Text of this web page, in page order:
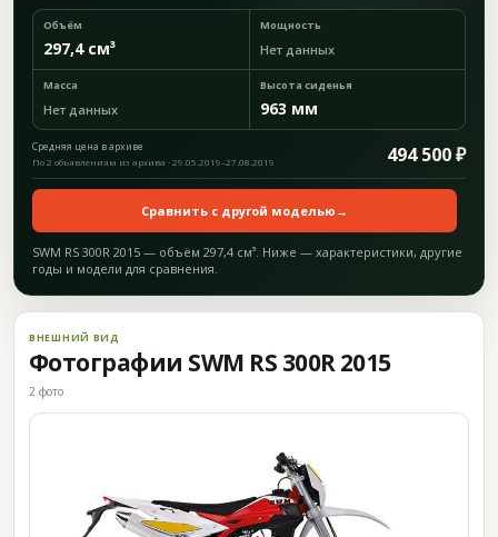
Объём
297,4 см³
Мощность
Нет данных
Масса
Нет данных
Высота сиденья
963 мм
Средняя цена в архиве 494 500 ₽
По 2 объявлениям из архива · 29.05.2019–27.08.2019
Сравнить с другой моделью →
SWM RS 300R 2015 — объём 297,4 см³. Ниже — характеристики, другие
годы и модели для сравнения.
ВНЕШНИЙ ВИД
Фотографии SWM RS 300R 2015
2 фото